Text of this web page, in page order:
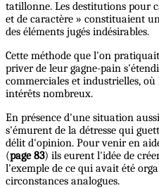
tatillonne. Les destitutions pour
et de caractère » constituaient
des éléments jugés indésirables.
Cette méthode que l'on
priver de leur gagne-pain
commerciales et industrielles,
intérêts nombreux.
En présence d'une situation
s'émurent de la détresse qui
délit d'opinion. Pour venir en
(page 83) ils eurent l'idée de
l'exemple de ce qui avait été
circonstances analogues.